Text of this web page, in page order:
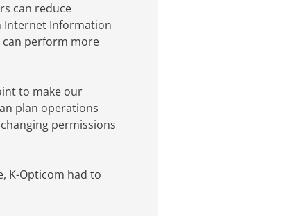
can reduce
Internet Information
can perform more
to make our
plan operations
permissions
K-Opticom had to